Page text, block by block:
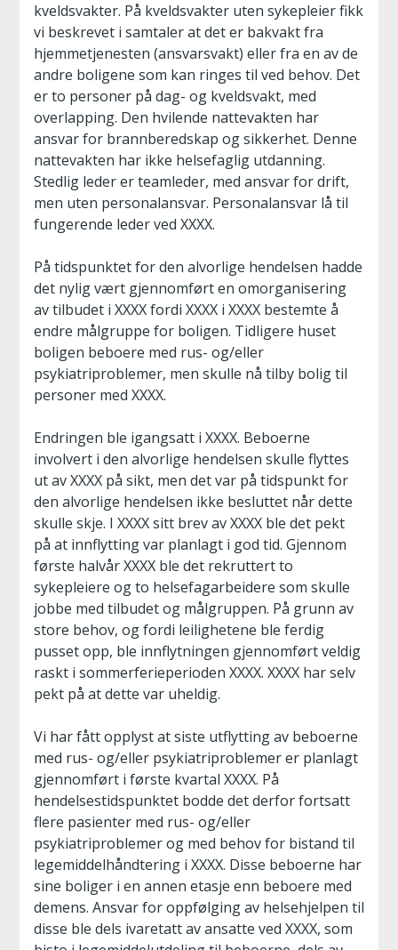
kveldsvakter. På kveldsvakter uten sykepleier fikk
vi beskrevet i samtaler at det er bakvakt fra
hjemmetjenesten (ansvarsvakt) eller fra en av de
andre boligene som kan ringes til ved behov. Det
er to personer på dag- og kveldsvakt, med
overlapping. Den hvilende nattevakten har
ansvar for brannberedskap og sikkerhet. Denne
nattevakten har ikke helsefaglig utdanning.
Stedlig leder er teamleder, med ansvar for drift,
men uten personalansvar. Personalansvar lå til
fungerende leder ved XXXX.
På tidspunktet for den alvorlige hendelsen hadde
det nylig vært gjennomført en omorganisering
av tilbudet i XXXX fordi XXXX i XXXX bestemte å
endre målgruppe for boligen. Tidligere huset
boligen beboere med rus- og/eller
psykiatriproblemer, men skulle nå tilby bolig til
personer med XXXX.
Endringen ble igangsatt i XXXX. Beboerne
involvert i den alvorlige hendelsen skulle flyttes
ut av XXXX på sikt, men det var på tidspunkt for
den alvorlige hendelsen ikke besluttet når dette
skulle skje. I XXXX sitt brev av XXXX ble det pekt
på at innflytting var planlagt i god tid. Gjennom
første halvår XXXX ble det rekruttert to
sykepleiere og to helsefagarbeidere som skulle
jobbe med tilbudet og målgruppen. På grunn av
store behov, og fordi leilighetene ble ferdig
pusset opp, ble innflytningen gjennomført veldig
raskt i sommerferieperioden XXXX. XXXX har selv
pekt på at dette var uheldig.
Vi har fått opplyst at siste utflytting av beboerne
med rus- og/eller psykiatriproblemer er planlagt
gjennomført i første kvartal XXXX. På
hendelsestidspunktet bodde det derfor fortsatt
flere pasienter med rus- og/eller
psykiatriproblemer og med behov for bistand til
legemiddelhåndtering i XXXX. Disse beboerne har
sine boliger i en annen etasje enn beboere med
demens. Ansvar for oppfølging av helsehjelpen til
disse ble dels ivaretatt av ansatte ved XXXX, som